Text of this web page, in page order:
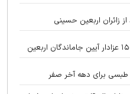
طبسی برای دهه آخر صفر